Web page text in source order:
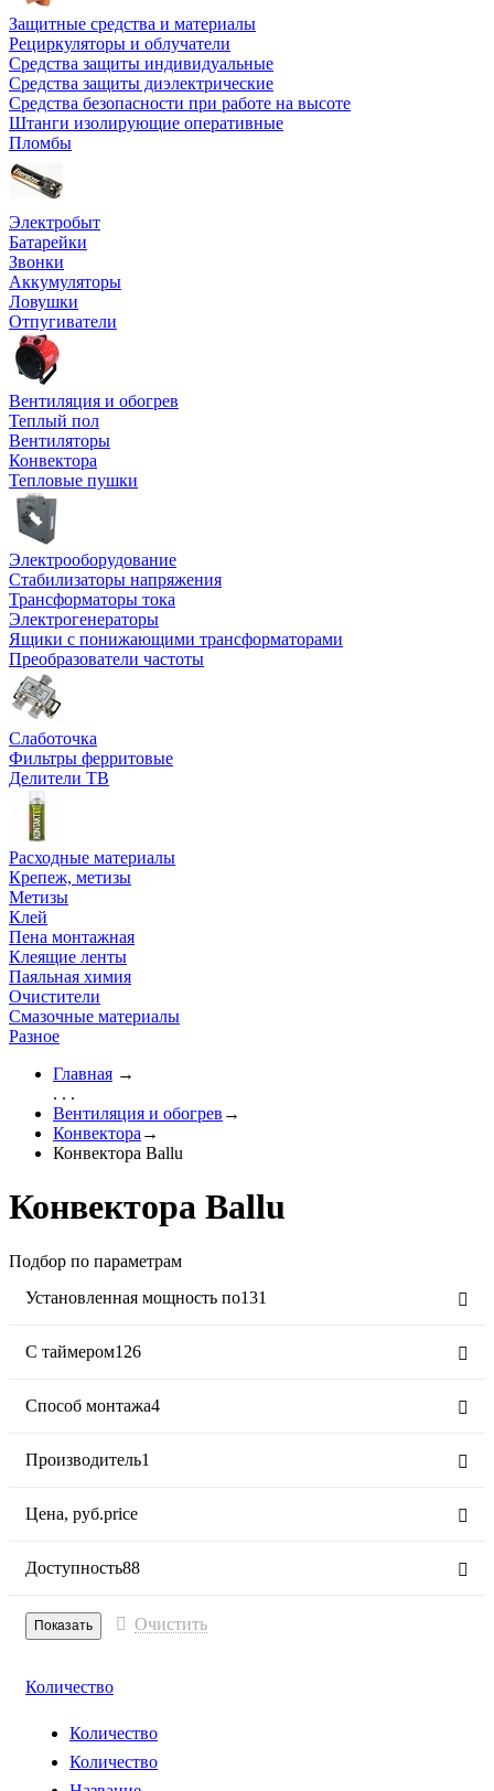
Защитные средства и материалы
Рециркуляторы и облучатели
Средства защиты индивидуальные
Средства защиты диэлектрические
Средства безопасности при работе на высоте
Штанги изолирующие оперативные
Пломбы
Электробыт
Батарейки
Звонки
Аккумуляторы
Ловушки
Отпугиватели
Вентиляция и обогрев
Теплый пол
Вентиляторы
Конвектора
Тепловые пушки
Электрооборудование
Стабилизаторы напряжения
Трансформаторы тока
Электрогенераторы
Ящики с понижающими трансформаторами
Преобразователи частоты
Слаботочка
Фильтры ферритовые
Делители ТВ
Расходные материалы
Крепеж, метизы
Метизы
Клей
Пена монтажная
Клеящие ленты
Паяльная химия
Очистители
Смазочные материалы
Разное
Главная →
. . .
Вентиляция и обогрев →
Конвектора →
Конвектора Ballu
Конвектора Ballu
Подбор по параметрам
Установленная мощность по131
С таймером126
Способ монтажа4
Производитель1
Цена, руб.price
Доступность88
Очистить
Количество
Количество
Количество